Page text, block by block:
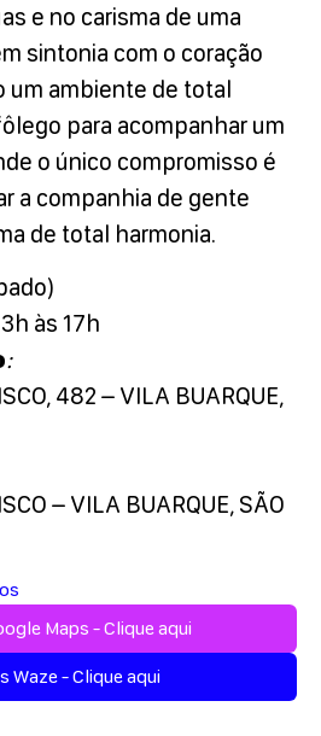
e no carisma de uma
sintonia com o coração
um ambiente de total
para acompanhar um
o único compromisso é
a companhia de gente
de total harmonia.
às 17h
:
482 – VILA BUARQUE,
– VILA BUARQUE, SÃO
Maps - Clique aqui
Waze - Clique aqui